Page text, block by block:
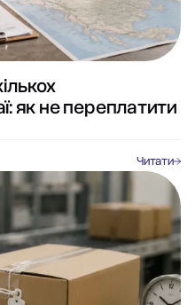
як не переплатити
Читати